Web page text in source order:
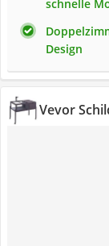
schnelle
Design
Vevor